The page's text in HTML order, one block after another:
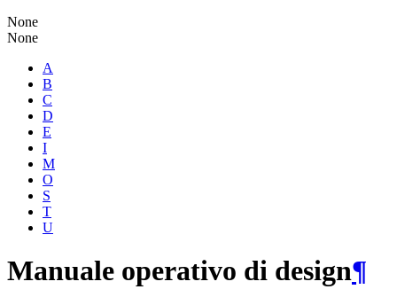
None
None
A
B
C
D
E
I
M
O
S
T
U
Manuale operativo di design¶